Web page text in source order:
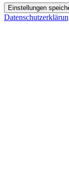
Einstellungen